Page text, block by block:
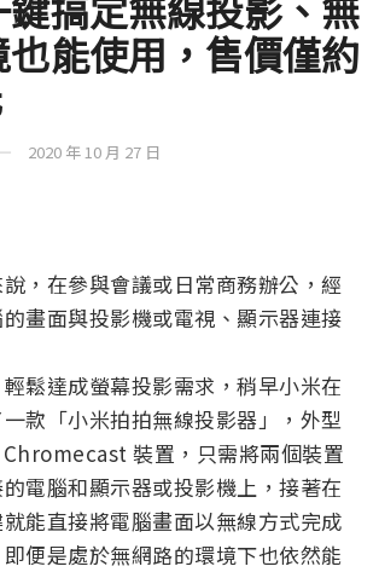
能使用，售價僅約
2020 年 10 月 27 日
，在參與會議或日常商務辦公，經
畫面與投影機或電視、顯示器連接
鬆達成螢幕投影需求，稍早小米在
款「小米拍拍無線投影器」，外型
裝置，只需將兩個裝置
電腦和顯示器或投影機上，接著在
能直接將電腦畫面以無線方式完成
便是處於無網路的環境下也依然能